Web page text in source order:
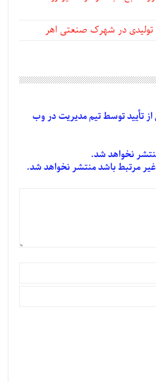
تولیدی در شهرک صنعتی اهر
تأییدتوسط تیم مدیریت در وب
نخواهد شد.
غیر مرتبط باشد منتشر نخواهد شد.